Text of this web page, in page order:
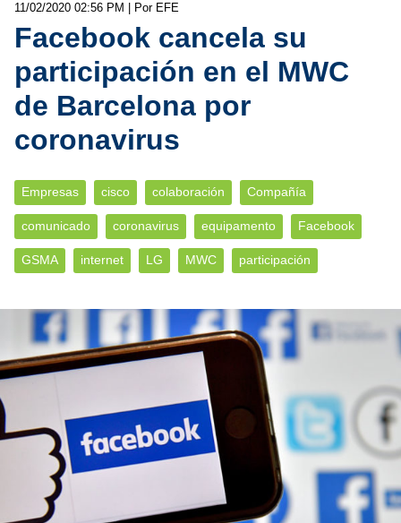
11/02/2020 02:56 PM | Por EFE
Facebook cancela su
participación en el MWC
de Barcelona por
coronavirus
Empresas cisco colaboración Compañía
comunicado coronavirus equipamento Facebook
GSMA internet LG MWC participación